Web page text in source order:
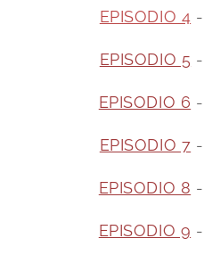
EPISODIO 4 -
EPISODIO 5 -
EPISODIO 6 -
EPISODIO 7 -
EPISODIO 8 -
EPISODIO 9 -